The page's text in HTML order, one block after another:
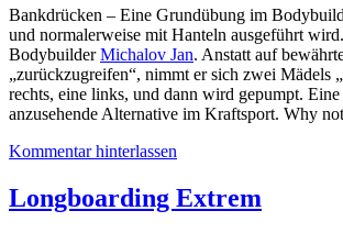
Bankdrücken – Eine Grundübung im
und normalerweise mit Hanteln ausgeführt
BodybuilderMichalov Jan. Anstatt auf
„zurückzugreifen“, nimmt er sich zwei Mädels
rechts, eine links, und dann wird gepumpt. Eine
anzusehende Alternative im Kraftsport. Why
Kommentar hinterlassen
Longboarding Extrem